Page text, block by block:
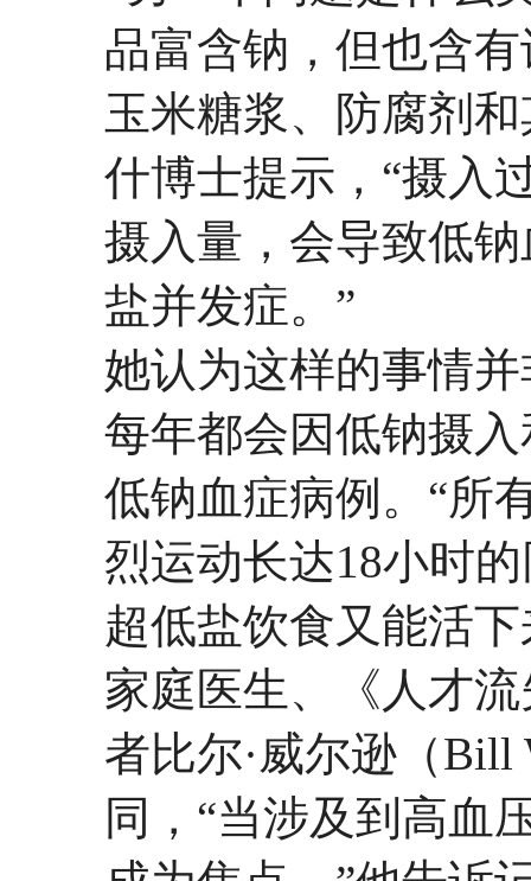
品富含钠，但也含
玉米糖浆、防腐剂
什博士提示，“摄入
摄入量，会导致低
盐并发症。”
她认为这样的事情
每年都会因低钠摄
低钠血症病例。“所
烈运动长达18小时
超低盐饮食又能活
家庭医生、《人才
者比尔·威尔逊（Bill
同，“当涉及到高血